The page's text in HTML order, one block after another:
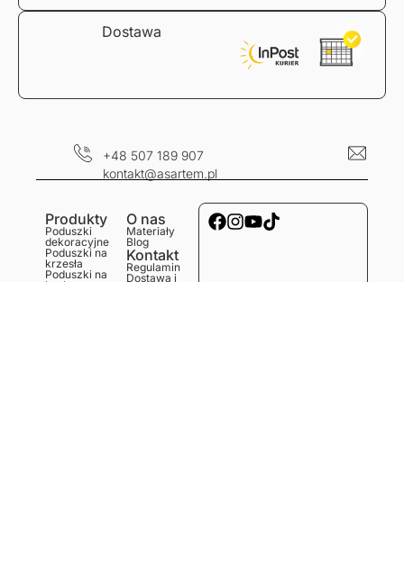
Dostawa
+48 507 189 907
kontakt@asartem.pl
Produkty
Poduszki
dekoracyjne
Poduszki na
krzesła
Poduszki na
ławkę
O nas
Materiały
Blog
Kontakt
Regulamin
Dostawa i